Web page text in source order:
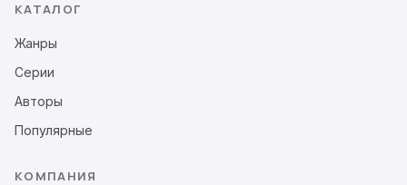
КАТАЛОГ
Жанры
Серии
Авторы
Популярные
КОМПАНИЯ